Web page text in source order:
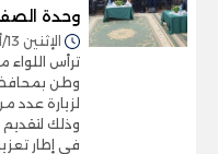
وحدة
الإثنين 13/أبريل/2026 - 10:17 م
ترأس
وطن
لزيارة عدد
وذلك لتقديم
في إطار